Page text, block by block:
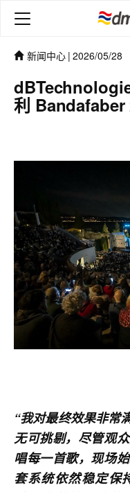
新闻中心 | 2026/05/28
利 Bandafaber
“我对最终效果非常
无可挑剔，尽管观
唱每一首歌，现场
套系统依然稳定保